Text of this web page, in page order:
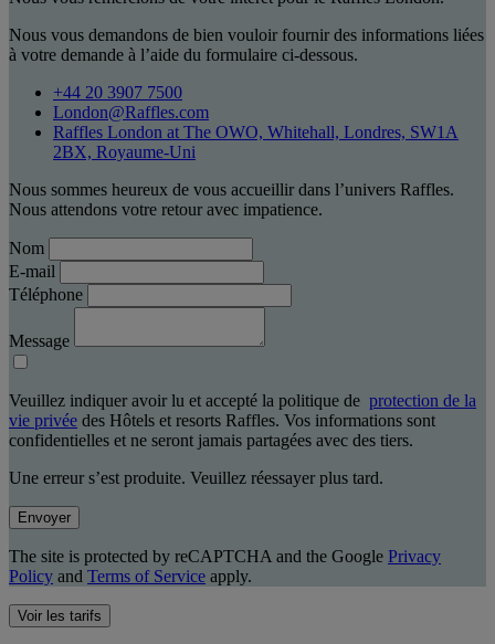
Nous vous demandons de bien vouloir fournir des informations liées
à votre demande à l’aide du formulaire ci-dessous.
+44 20 3907 7500
London@Raffles.com
Raffles London at The OWO, Whitehall, Londres, SW1A
2BX, Royaume-Uni
Nous sommes heureux de vous accueillir dans l’univers Raffles.
Nous attendons votre retour avec impatience.
Nom
E-mail
Téléphone
Message
Veuillez indiquer avoir lu et accepté la politique de protection de la
vie privée des Hôtels et resorts Raffles. Vos informations sont
confidentielles et ne seront jamais partagées avec des tiers.
Une erreur s’est produite. Veuillez réessayer plus tard.
Envoyer
The site is protected by reCAPTCHA and the Google Privacy
Policy and Terms of Service apply.
Voir les tarifs